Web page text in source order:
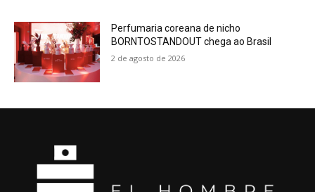
Perfumaria coreana de nicho
BORNTOSTANDOUT chega ao Brasil
2 de agosto de 2026